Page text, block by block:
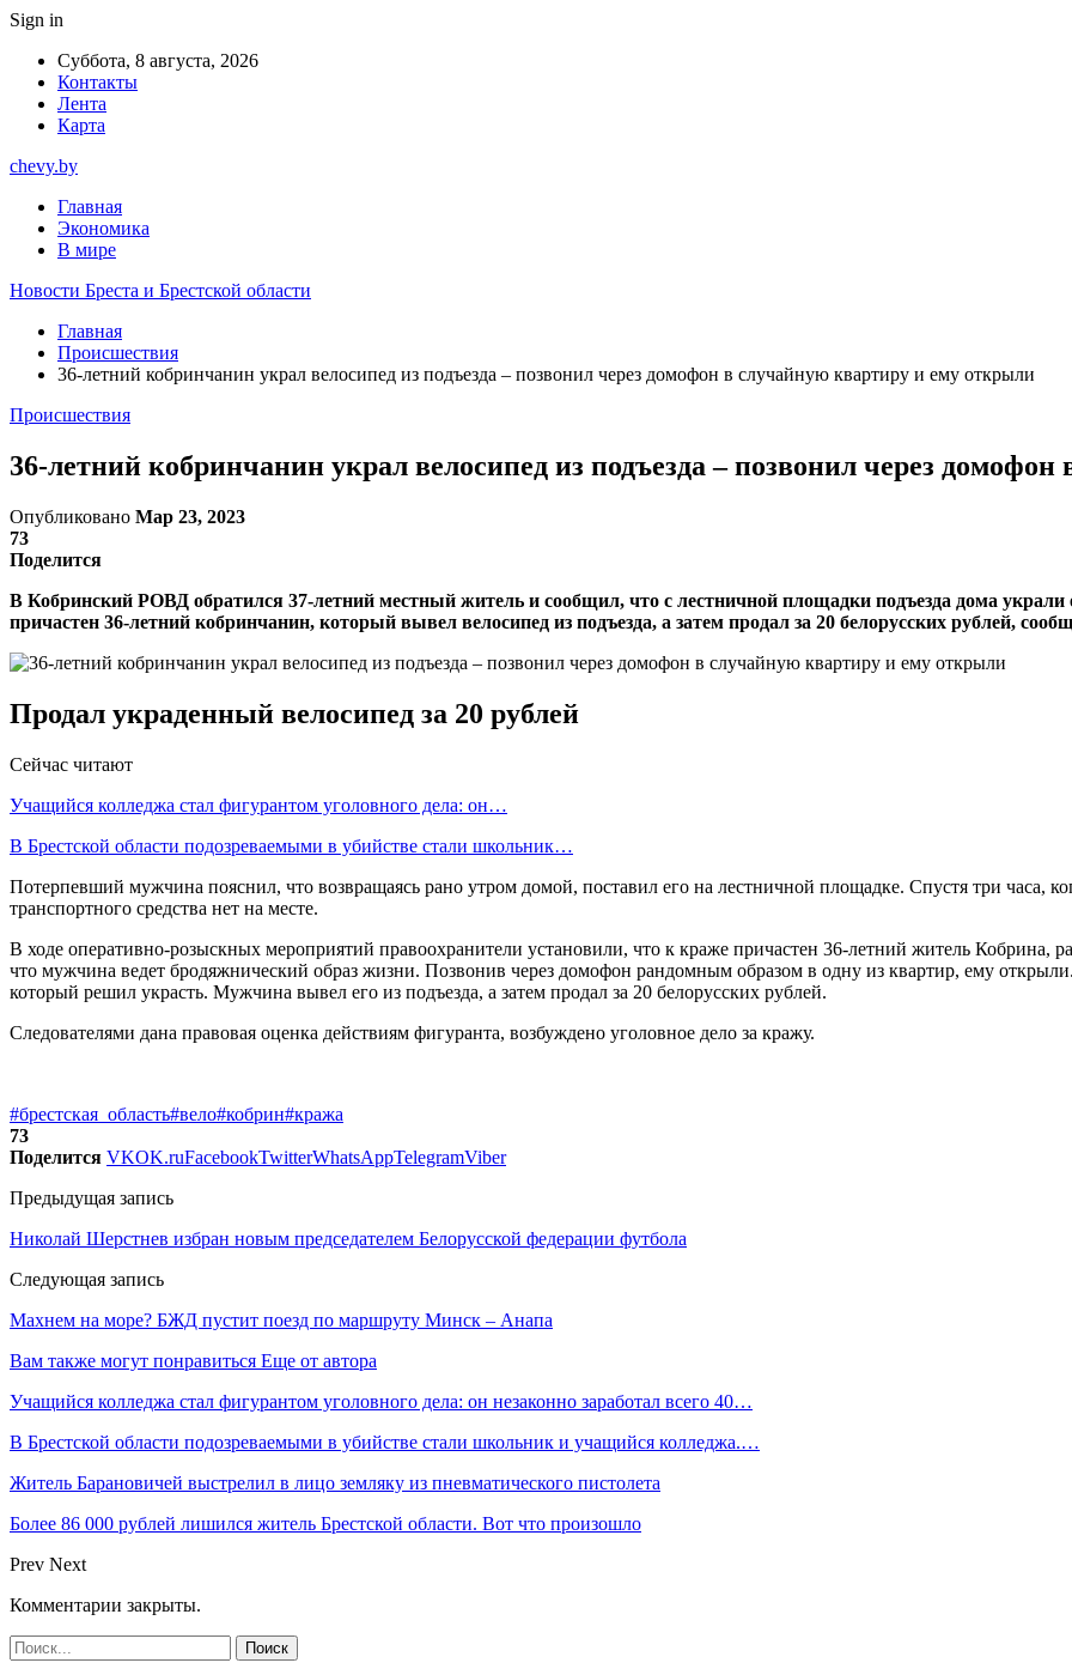
Sign in
Суббота, 8 августа, 2026
Контакты
Лента
Карта
chevy.by
Главная
Экономика
В мире
Новости Бреста и Брестской области
Главная
Происшествия
36-летний кобринчанин украл велосипед из подъезда – позвонил через домофон в случайную квартиру и ему открыли
Происшествия
36-летний кобринчанин украл велосипед из подъезда – позвонил через
Опубликовано Мар 23, 2023
73
Поделится
В Кобринский РОВД обратился 37-летний местный житель и сообщил, что с лестничной площадки подъезда дома украли
причастен 36-летний кобринчанин, который вывел велосипед из подъезда, а затем продал за 20 белорусских рублей,
Продал украденный велосипед за 20 рублей
Сейчас читают
Учащийся колледжа стал фигурантом уголовного дела: он…
В Брестской области подозреваемыми в убийстве стали школьник…
Потерпевший мужчина пояснил, что возвращаясь рано утром домой, поставил его на лестничной площадке. Спустя три часа,
транспортного средства нет на месте.
В ходе оперативно-розыскных мероприятий правоохранители установили, что к краже причастен 36-летний житель Кобрина,
что мужчина ведет бродяжнический образ жизни. Позвонив через домофон рандомным образом в одну из квартир, ему
который решил украсть. Мужчина вывел его из подъезда, а затем продал за 20 белорусских рублей.
Следователями дана правовая оценка действиям фигуранта, возбуждено уголовное дело за кражу.
#брестская_область#вело#кобрин#кража
73
Поделится VKOK.ruFacebookTwitterWhatsAppTelegramViber
Предыдущая запись
Николай Шерстнев избран новым председателем Белорусской федерации футбола
Следующая запись
Махнем на море? БЖД пустит поезд по маршруту Минск – Анапа
Вам также могут понравиться Еще от автора
Учащийся колледжа стал фигурантом уголовного дела: он незаконно заработал всего 40…
В Брестской области подозреваемыми в убийстве стали школьник и учащийся колледжа.…
Житель Барановичей выстрелил в лицо земляку из пневматического пистолета
Более 86 000 рублей лишился житель Брестской области. Вот что произошло
Prev Next
Комментарии закрыты.